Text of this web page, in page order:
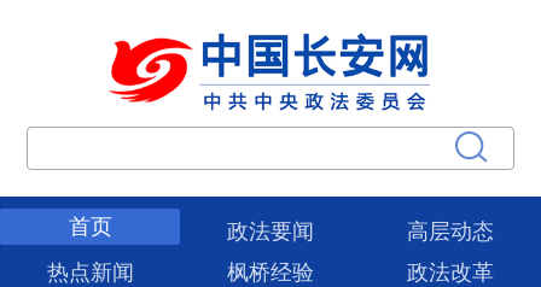
首页 政法要闻
高层动态
热点新闻
枫桥经验
政法改革